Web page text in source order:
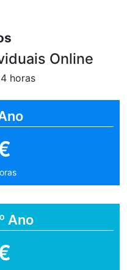
Online
horas
Ano